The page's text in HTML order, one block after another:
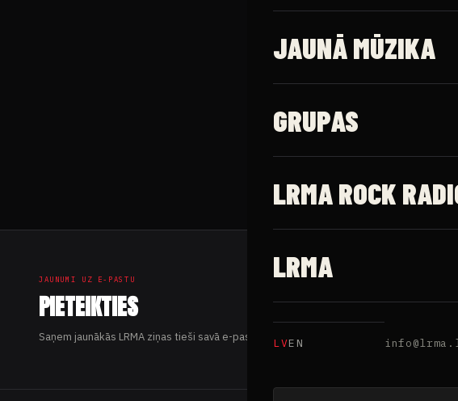
JAUNĀ MŪZIKA
GRUPAS
LRMA ROCK
LRMA
LVEN
JAUNUMI UZ E-PASTU
PIETEIKTIES
Saņem jaunākās LRMA ziņas tieši savā e-pastā.